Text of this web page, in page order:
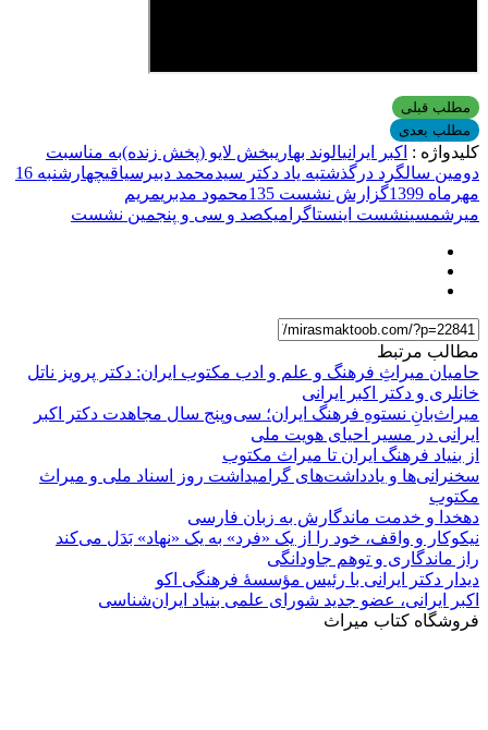
مطلب قبلی
مطلب بعدی
کلیدواژه : اکبر ایرانیالوند بهاریبخش لایو (پخش زنده)به مناسبت
دومین سالگرد درگذشتبه یاد دکتر سیدمحمد دبیرسیاقی
چهارشنبه 16
مهرماه 1399
گزارش نشست 135 محمود مدبریمریم
میرشمسینشست اینستاگرامیکصد و سی و پنجمین نشست
مطالب مرتبط
حامیان میراثِ فرهنگ و علم و ادب مکتوب ایران: دکتر پرویز ناتل
خانلری و دکتر اکبر ایرانی
میراث‌بانِ نستوهِ فرهنگ ایران؛ سی‌وپنج سال مجاهدت دکتر اکبر
ایرانی در مسیر احیای هویت ملی
از بنیاد فرهنگ ایران تا میراث مکتوب
سخنرانی‌ها و یادداشت‌های گرامیداشت روز اسناد ملی و میراث
مکتوب
دهخدا و خدمت ماندگارش به زبان فارسی
نیکوکار و واقف، خود را از یک «فرد» به یک «نهاد» بَدَل می‌کند
راز ماندگاری و توهم جاودانگی
دیدار دکتر ایرانی با رئیس مؤسسۀ فرهنگی اکو
اکبر ایرانی، عضو جدید شورای علمی بنیاد ایران‌شناسی
فروشگاه کتاب میراث